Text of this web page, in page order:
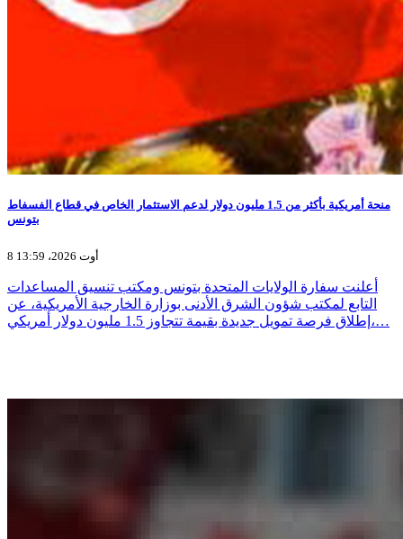
منحة أمريكية بأكثر من 1.5 مليون دولار لدعم الاستثمار الخاص في قطاع الفسفاط
بتونس
8 أوت 2026، 13:59
أعلنت سفارة الولايات المتحدة بتونس ومكتب تنسيق المساعدات
التابع لمكتب شؤون الشرق الأدنى بوزارة الخارجية الأمريكية، عن
إطلاق فرصة تمويل جديدة بقيمة تتجاوز 1.5 مليون دولار أمريكي،…